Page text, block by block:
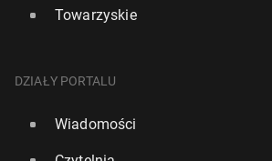
Towarzyskie
DZIAŁY PORTALU
Wiadomości